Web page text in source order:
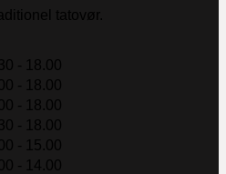
tatovør.
- 18.00
- 18.00
- 18.00
- 18.00
- 15.00
- 14.00